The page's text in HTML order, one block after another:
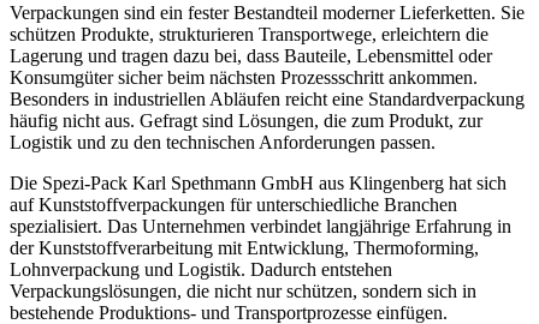
Verpackungen sind ein fester Bestandteil moderner Lieferketten. Sie
schützen Produkte, strukturieren Transportwege, erleichtern die
Lagerung und tragen dazu bei, dass Bauteile, Lebensmittel oder
Konsumgüter sicher beim nächsten Prozessschritt ankommen.
Besonders in industriellen Abläufen reicht eine Standardverpackung
häufig nicht aus. Gefragt sind Lösungen, die zum Produkt, zur
Logistik und zu den technischen Anforderungen passen.
Die Spezi-Pack Karl Spethmann GmbH aus Klingenberg hat sich
auf Kunststoffverpackungen für unterschiedliche Branchen
spezialisiert. Das Unternehmen verbindet langjährige Erfahrung in
der Kunststoffverarbeitung mit Entwicklung, Thermoforming,
Lohnverpackung und Logistik. Dadurch entstehen
Verpackungslösungen, die nicht nur schützen, sondern sich in
bestehende Produktions- und Transportprozesse einfügen.